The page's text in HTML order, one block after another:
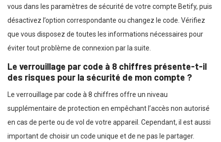
vous dans les paramètres de sécurité de votre compte Betify, puis
désactivez l’option correspondante ou changez le code. Vérifiez
que vous disposez de toutes les informations nécessaires pour
éviter tout problème de connexion par la suite.
Le verrouillage par code à 8 chiffres présente-t-il
des risques pour la sécurité de mon compte ?
Le verrouillage par code à 8 chiffres offre un niveau
supplémentaire de protection en empêchant l’accès non autorisé
en cas de perte ou de vol de votre appareil. Cependant, il est aussi
important de choisir un code unique et de ne pas le partager.